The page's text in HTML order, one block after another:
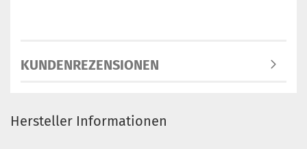
KUNDENREZENSIONEN
Hersteller Informationen